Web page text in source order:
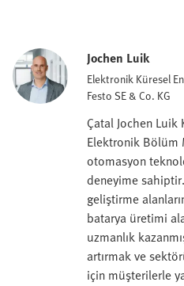
Jochen Luik
Elektronik Küresel
Festo SE & Co. KG
Çatal Jochen
Elektronik Bölüm
otomasyon
deneyime
geliştirme
batarya üretimi
uzmanlık
artırmak ve
için müşterilerle